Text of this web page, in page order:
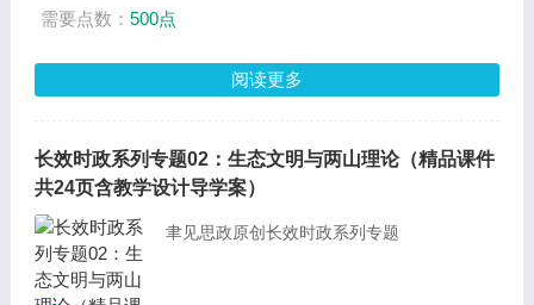
需要点数： 500点
阅读更多
长效时政系列专题02：生态文明与两山理论（精品课件
共24页含教学设计导学案）
聿见思政原创长效时政系列专题